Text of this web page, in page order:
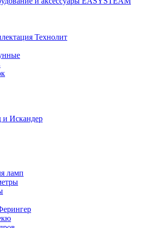
Технолит
и Искандер
ламп